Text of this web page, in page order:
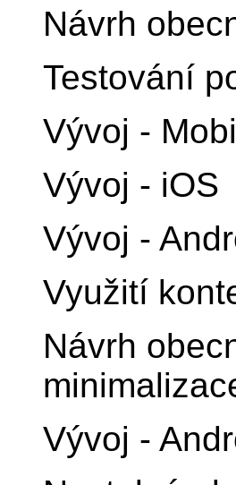
Návrh
Testování
Vývoj -
Vývoj - iOS
Vývoj -
Využití
Návrh
Vývoj -